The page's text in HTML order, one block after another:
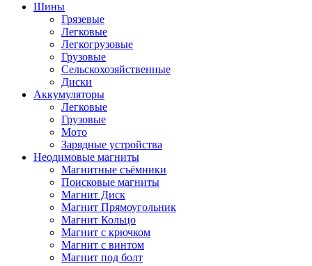
Шины
Грязевые
Легковые
Легкогрузовые
Грузовые
Сельскохозяйственные
Диски
Аккумуляторы
Легковые
Грузовые
Мото
Зарядные устройства
Неодимовые магниты
Магнитные съёмники
Поисковые магниты
Магнит Диск
Магнит Пря­мо­уголь­ник
Магнит Кольцо
Магнит с крючком
Магнит с винтом
Магнит под болт